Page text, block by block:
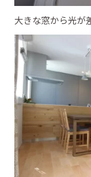
大きな窓から光が